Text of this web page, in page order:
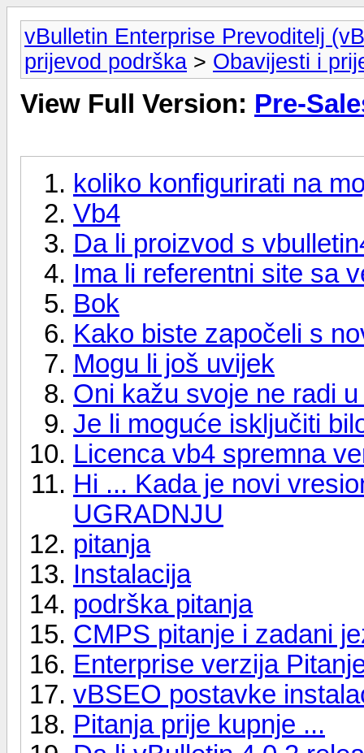
vBulletin Enterprise Prevoditelj
prijevod podrška > Obavijesti i
View Full Version: Pre-
koliko konfigurirati na
Vb4
Da li proizvod s
Ima li referentni site sa
Bok
Kako biste započeli s
Mogu li još uvijek
Oni kažu svoje ne radi
Je li moguće isključiti
Licenca vb4 spremna
Hi ... Kada je novi
UGRADNJU
pitanja
Instalacija
podrška pitanja
CMPS pitanje i zadani
Enterprise verzija
vBSEO postavke
Pitanja prije kupnje ...